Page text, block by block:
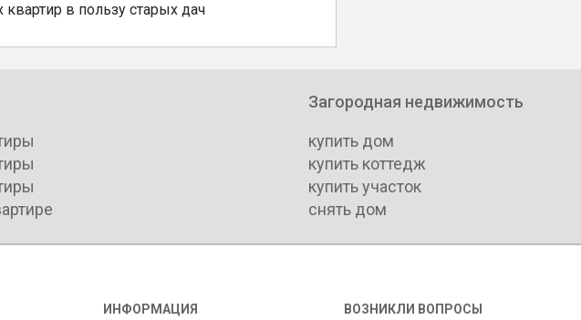
в пользу старых дач
Загородная недвижимость
купить дом
купить коттедж
купить участок
снять дом
ИНФОРМАЦИЯ ВОЗНИКЛИ ВОПРОСЫ